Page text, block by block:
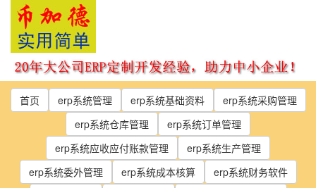
Skip
content
首页 erp系统管理 erp系统基础资料
erp系统采购管理
erp系统仓库管理
erp系统订单管理
erp系统应收应付账款管理
erp系统生产管理
erp系统委外管理
erp系统成本核算
erp系统财务软件